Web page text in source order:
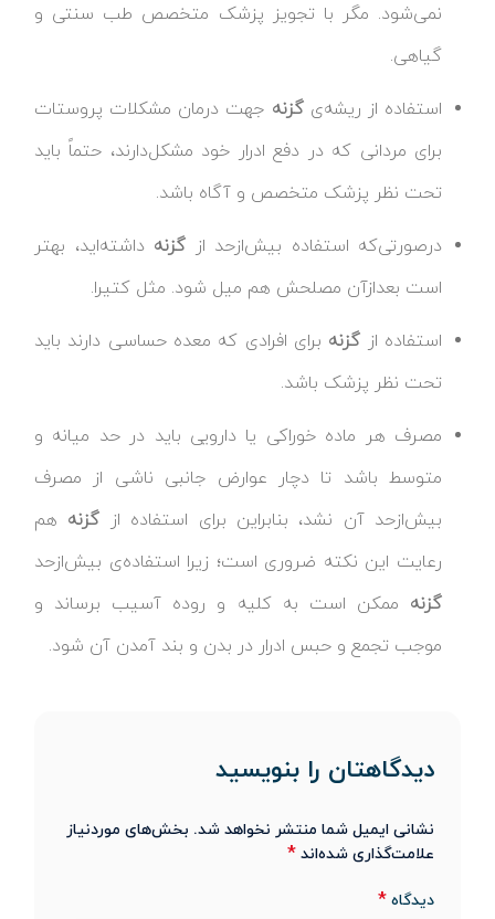
نمی‌شود. مگر با تجویز پزشک متخصص طب سنتی و
گیاهی.
استفاده از ریشه‌یگزنه جهت درمان مشکلات پروستات
برای مردانی که در دفع ادرار خود مشکل‌دارند، حتماً باید
تحت نظر پزشک متخصص و آگاه باشد.
درصورتی‌که استفاده بیش‌ازحد از گزنه داشته‌اید، بهتر
است بعدازآن مصلحش هم میل شود. مثل کتیرا.
استفاده از گزنه برای افرادی که معده حساسی دارند باید
تحت نظر پزشک باشد.
مصرف هر ماده خوراکی یا دارویی باید در حد میانه و
متوسط باشد تا دچار عوارض جانبی ناشی از مصرف
بیش‌ازحد آن نشد، بنابراین برای استفاده از گزنه هم
رعایت این نکته ضروری است؛ زیرا استفاده‌ی بیش‌ازحد
گزنه ممکن است به کلیه و روده آسیب برساند و
موجب تجمع و حبس ادرار در بدن و بند آمدن آن شود.
دیدگاهتان را بنویسید
نشانی ایمیل شما منتشر نخواهد شد. بخش‌های موردنیاز
علامت‌گذاری شده‌اند *
دیدگاه *